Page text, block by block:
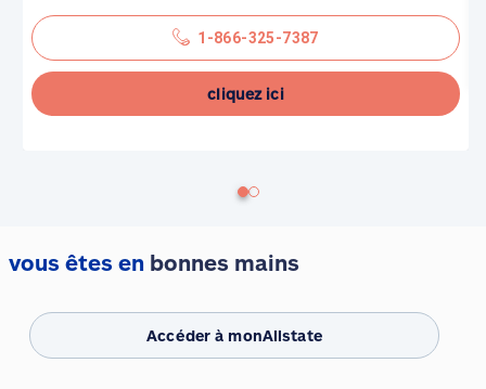
1-866-325-7387
cliquez ici
vous êtes en bonnes mains
Accéder à monAllstate